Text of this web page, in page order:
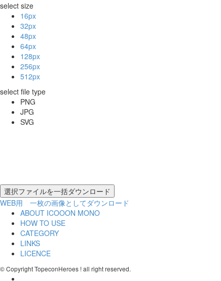
select size
16px
32px
48px
64px
128px
256px
512px
select file type
PNG
JPG
SVG
WEB用 一枚の画像としてダウンロード
ABOUT ICOOON MONO
HOW TO USE
CATEGORY
LINKS
LICENCE
© Copyright TopeconHeroes ! all right reserved.